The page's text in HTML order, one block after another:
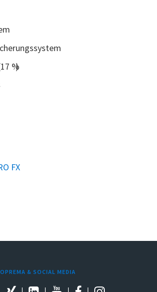
%)
FX
& SOCIAL MEDIA